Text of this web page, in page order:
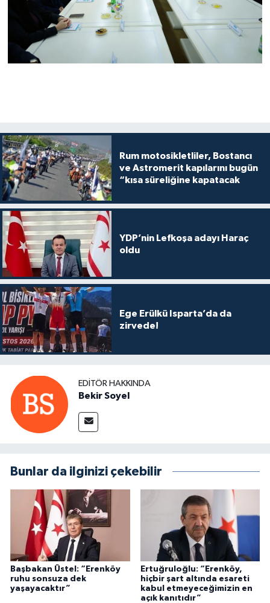
Rum motosikletliler, Bostancı
ve Astromerit kapılarını bugün
“kısa süreliğine kapatacak
YDP’nin Lefkoşa adayı Haraç
oldu
Ege Erülkü Isparta’da da
zirvede!
EDITÖR HAKKINDA
Bekir Soyel
Bunlar da ilginizi çekebilir
Başbakan Üstel: “Erenköy
ruhu sonsuza dek
yaşayacaktır”
Ertuğruloğlu: “Erenköy,
hiçbir şart altında esareti
kabul etmeyeceğimizin en
açık kanıtıdır”